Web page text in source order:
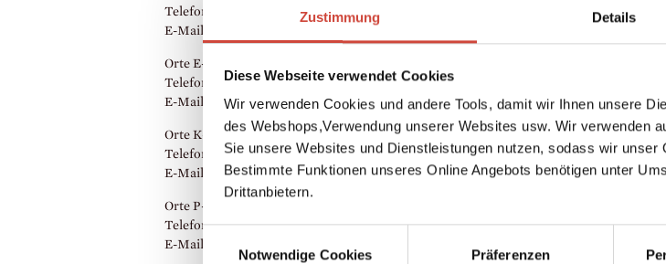
Zustimmung Details
Diese Webseite verwendet Cookies
Wir verwenden Cookies und andere Tools, damit wir Ihnen unsere
des Webshops,Verwendung unserer Websites usw. Wir verwenden
Sie unsere Websites und Dienstleistungen nutzen, sodass wir
Bestimmte Funktionen unseres Online Angebots benötigen unter
Drittanbietern.
Einwilligungsauswahl
Notwendige Cookies
Präferenzen
Telefon: +49 (0)524 180 496 27
E-Mail:
Orte E-J: Anne Krohn
Telefon: +49 (0)524 180 734 65
E-Mail:
anne.krohn@vva-arvato.de
Orte K-O: Paula Nolte
Telefon: +49 (0)524 180 884 28
E-Mail:
paula.nolte@vva-arvato.de
Orte P-R: Simone Pfeiffer
Telefon: +49 (0)524 180 730 34
E-Mail: